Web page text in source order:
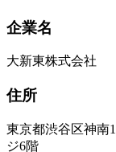
企業名
大新東株式会社
住所
東京都渋谷区神南
ジ6階